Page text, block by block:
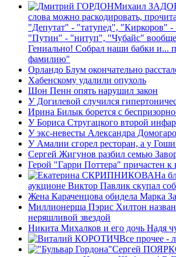
Михаил
слова можно раскодировать,
"Депутат" - "татупед", "Киркоров" -
"Путин" - "нитуп", "Чубайс"
Гениально! Собрал наши бабки и...
фамилию"
Орландо Блум окончательно
Хабенскому удалили опухоль
Шон Пенн опять нарушил закон
У Догилевой случился
Ирина Билык борется с
У Бориса Стругацкого второй
У экс-невесты Александра
У Амалии сгорел ресторан, а у
Сергей Жигунов разбил семью
Герой "Гарри Поттера" причастен к
На
аукционе Виктор Павлик скупал
Жена Караченцова обидела Марка
Миллионерша Пэрис Хилтон
неряшливой звездой
Никита Михалков и его дочь Надя
Все прочее -
Сергей